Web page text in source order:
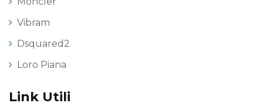
Vibram
Dsquared2
Loro Piana
Link Utili